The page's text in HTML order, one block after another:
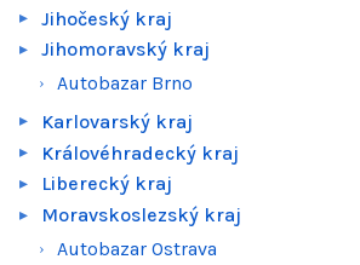
Jihočeský kraj
Jihomoravský kraj
Autobazar Brno
Karlovarský kraj
Královéhradecký kraj
Liberecký kraj
Moravskoslezský kraj
Autobazar Ostrava